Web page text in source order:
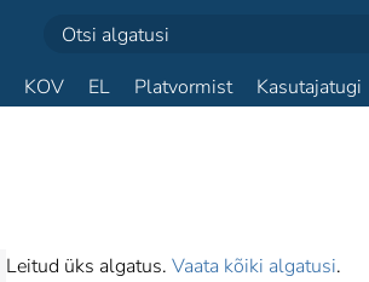
KOV EL Platvormist Kasutajatugi
Leitud üks algatus. Vaata kõiki algatusi.